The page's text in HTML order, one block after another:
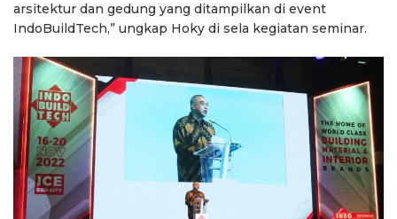
arsitektur dan gedung yang ditampilkan di event
IndoBuildTech,” ungkap Hoky di sela kegiatan seminar.